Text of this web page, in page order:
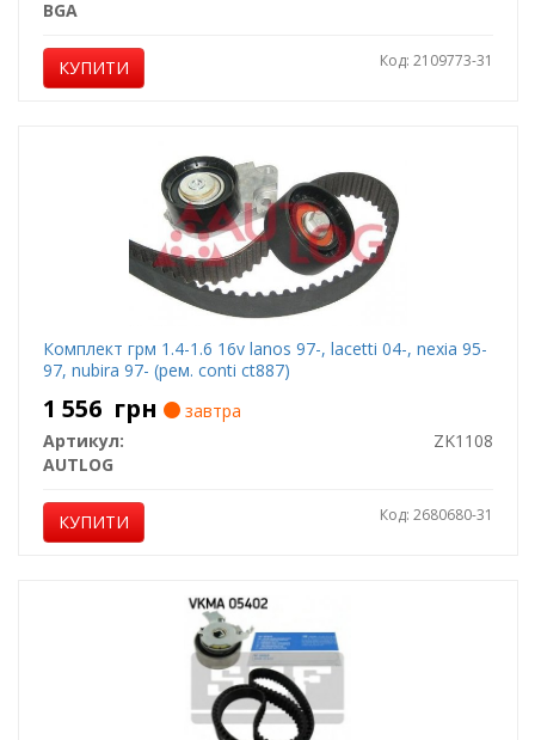
BGA
КУПИТИ Код: 2109773-31
Комплект грм 1.4-1.6 16v lanos 97-, lacetti 04-, nexia 95-
97, nubira 97- (рем. conti ct887)
1 556 грн
завтра
Артикул:
ZK1108
AUTLOG
КУПИТИ Код: 2680680-31